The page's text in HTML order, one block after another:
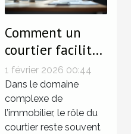
Comment un
courtier facilite
les transactions
immobilières ?
1 février 2026 00:44
Dans le domaine
complexe de
l’immobilier, le rôle du
courtier reste souvent